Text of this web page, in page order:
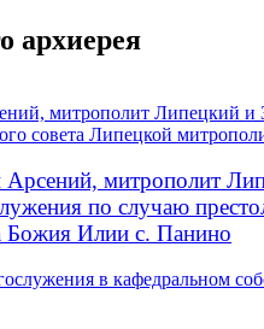
архиерея
митрополит Липецкий и
совета Липецкой
митрополит
по случаю
Божия Илии с. Панино
в кафедральном